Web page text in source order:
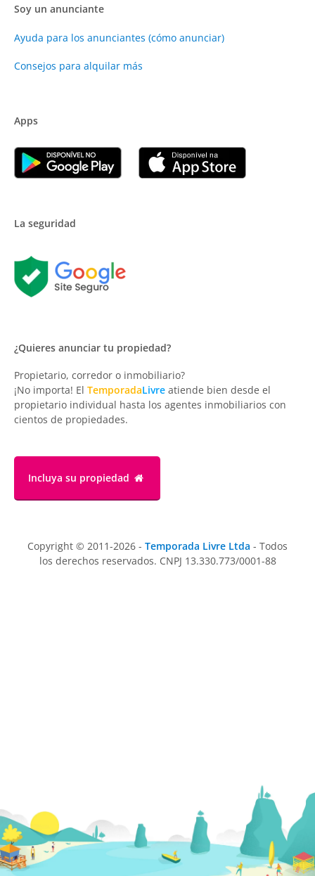
Soy un anunciante
Ayuda para los anunciantes (cómo anunciar)
Consejos para alquilar más
Apps
La seguridad
¿Quieres anunciar tu propiedad?
Propietario, corredor o inmobiliario?
¡No importa! El TemporadaLivre atiende bien desde el
propietario individual hasta los agentes inmobiliarios con
cientos de propiedades.
Incluya su propiedad
Copyright © 2011-2026 - Temporada Livre Ltda - Todos
los derechos reservados. CNPJ 13.330.773/0001-88